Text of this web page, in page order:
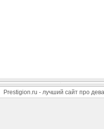
Prestigion.ru - лучший сайт про